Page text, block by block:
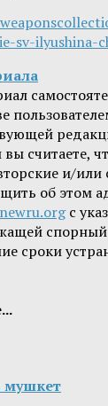
sv-ilyushina-
вы считаете,
и/
об этом
с
сроки
мушкет